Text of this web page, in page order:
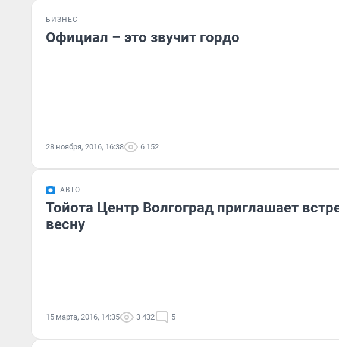
БИЗНЕС
Официал – это звучит гордо
28 ноября, 2016, 16:38 6 152
АВТО
Тойота Центр Волгоград приглашает
весну
15 марта, 2016, 14:35 3 432 5